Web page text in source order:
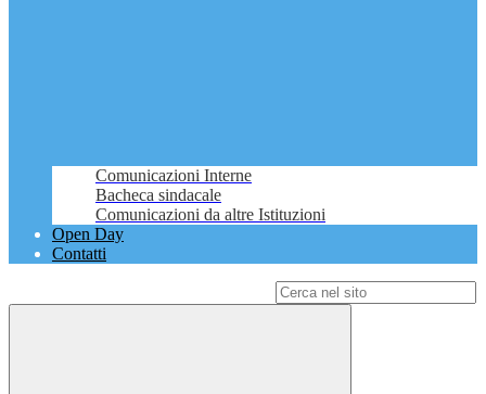
Comunicazioni Interne
Bacheca sindacale
Comunicazioni da altre Istituzioni
Open Day
Contatti